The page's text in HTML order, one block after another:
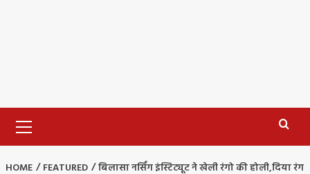
Menu
HOME FEATURED
बिलासा नर्सिंग इंस्टिट्यूट ने खेली रंगो की होली,दिया रंग